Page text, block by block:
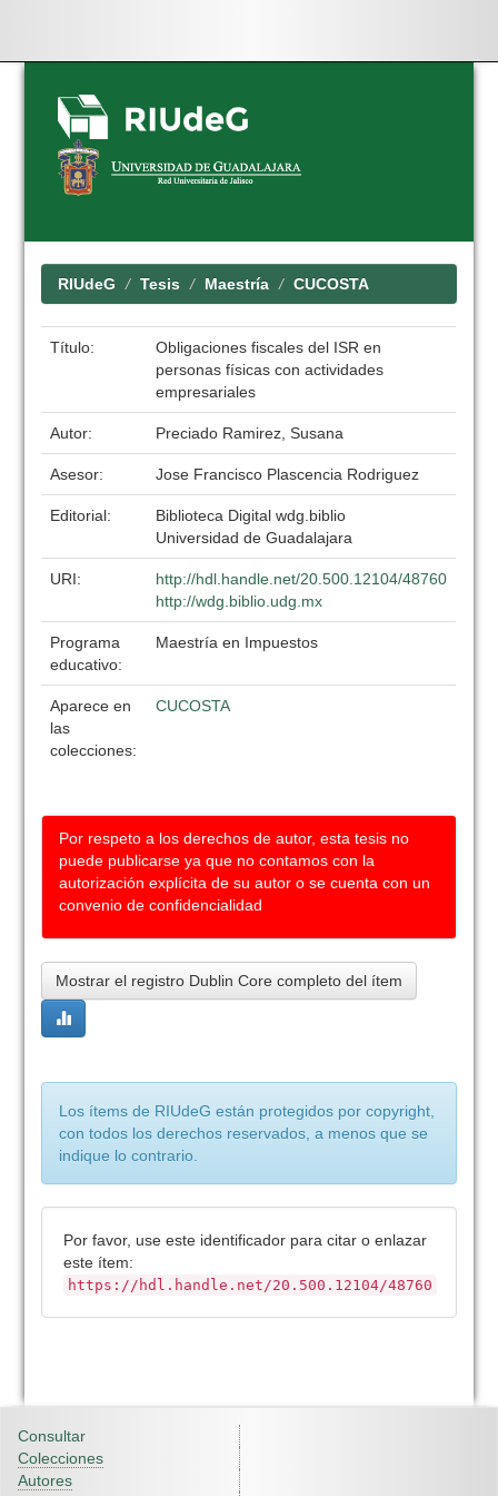
Skip
navigation
RIUdeG Tesis Maestría CUCOSTA
Título:
Obligaciones fiscales del ISR en
personas físicas con actividades
empresariales
Autor: Preciado Ramirez, Susana
Asesor: Jose Francisco Plascencia Rodriguez
Editorial:
Biblioteca Digital wdg.biblio
Universidad de Guadalajara
URI:
http://hdl.handle.net/20.500.12104/48760
http://wdg.biblio.udg.mx
Programa
educativo:
Maestría en Impuestos
Aparece en
las
colecciones:
CUCOSTA
Por respeto a los derechos de autor, esta tesis no
puede publicarse ya que no contamos con la
autorización explícita de su autor o se cuenta con un
convenio de confidencialidad
Mostrar el registro Dublin Core completo del ítem
Los ítems de RIUdeG están protegidos por copyright,
con todos los derechos reservados, a menos que se
indique lo contrario.
Por favor, use este identificador para citar o enlazar
este ítem:
https://hdl.handle.net/20.500.12104/48760
Consultar
Colecciones
Autores